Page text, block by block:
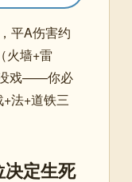
平A伤害约
火墙+雷
没戏——你必
法+道铁三
决定生死